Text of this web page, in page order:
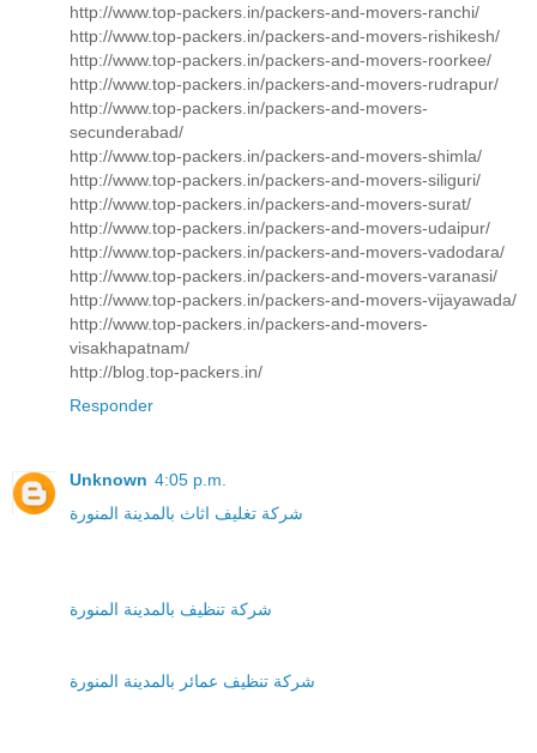
http://www.top-packers.in/packers-and-movers-ranchi/
http://www.top-packers.in/packers-and-movers-rishikesh/
http://www.top-packers.in/packers-and-movers-roorkee/
http://www.top-packers.in/packers-and-movers-rudrapur/
http://www.top-packers.in/packers-and-movers-
secunderabad/
http://www.top-packers.in/packers-and-movers-shimla/
http://www.top-packers.in/packers-and-movers-siliguri/
http://www.top-packers.in/packers-and-movers-surat/
http://www.top-packers.in/packers-and-movers-udaipur/
http://www.top-packers.in/packers-and-movers-vadodara/
http://www.top-packers.in/packers-and-movers-varanasi/
http://www.top-packers.in/packers-and-movers-vijayawada/
http://www.top-packers.in/packers-and-movers-
visakhapatnam/
http://blog.top-packers.in/
Responder
Unknown 4:05 p.m.
شركة تغليف اثاث بالمدينة المنورة
شركة تنظيف بالمدينة المنورة
شركة تنظيف عمائر بالمدينة المنورة